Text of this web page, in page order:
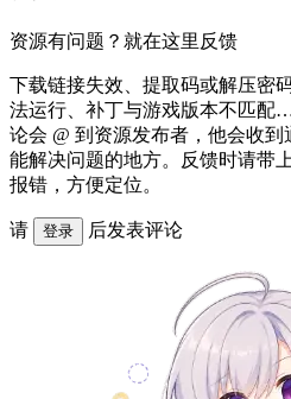
资源有问题？就在这里反馈
下载链接失效、提取码或解压密
法运行、补丁与游戏版本不匹
论会 @ 到资源发布者，他会收
能解决问题的地方。反馈时请带
报错，方便定位。
请 登录 后发表评论